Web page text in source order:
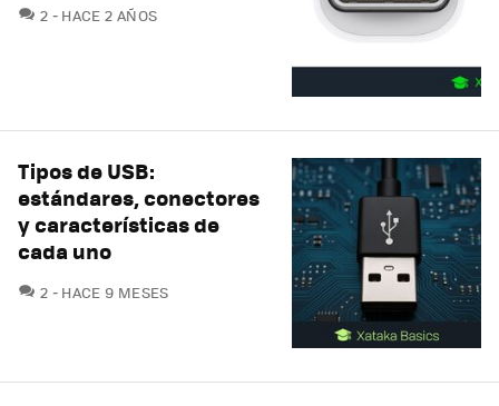
2 COMENTARIOS
HACE 2 AÑOS
Tipos de USB:
estándares, conectores
y características de
cada uno
2 COMENTARIOS
HACE 9 MESES